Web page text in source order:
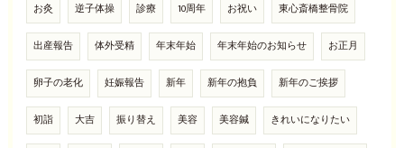
お灸 逆子体操 診療 10周年 お祝い 東心斎橋整骨院
出産報告 体外受精 年末年始 年末年始のお知らせ お正月
卵子の老化 妊娠報告 新年 新年の抱負 新年のご挨拶
初詣 大吉 振り替え 美容 美容鍼 きれいになりたい